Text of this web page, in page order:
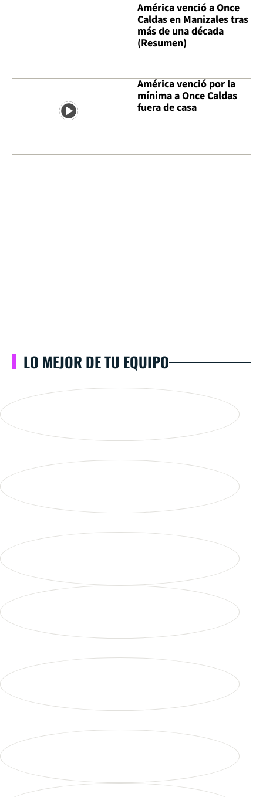
América venció a Once
Caldas en Manizales tras
más de una década
(Resumen)
América venció por la
mínima a Once Caldas
fuera de casa
LO MEJOR DE TU EQUIPO